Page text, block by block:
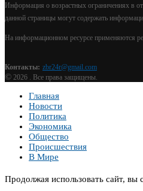
Информация о возрастных ограничениях в
данной страницы могут содержать
На информационном ресурсе применяются
Контакты: zbr24r@gmail.com
© 2026 . Все права защищены.
Главная
Новости
Политика
Экономика
Общество
Происшествия
В Мире
Продолжая использовать сайт, вы